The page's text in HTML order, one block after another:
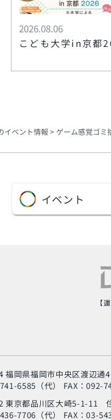
2026.08.06
こども大学in京都
イベント情報 ゲーム感覚ゴミ
イベント
福岡県福岡市中央区渡辺
6585（代） FAX：092-
東京都品川区大崎5-1-11
7706（代） FAX：03-